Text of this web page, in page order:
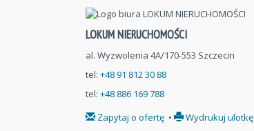
LOKUM NIERUCHOMOŚCI
al. Wyzwolenia 4A/170-553 Szczecin
tel: +48 91 812 30 88
tel: +48 886 169 788
Zapytaj o ofertę • Wydrukuj ulotkę